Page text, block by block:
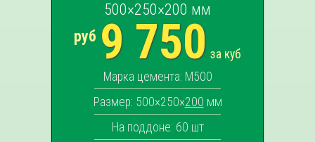
500×250×200 мм
руб 9 750 за куб
Марка цемента: М500
Размер: 500×250×200 мм
На поддоне: 60 шт